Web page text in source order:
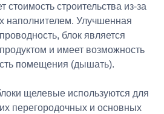
строительства из-за
наполнителем. Улучшенная
блок является
и имеет возможность
помещения (дышать).
щелевые используются для
перегородочных и основных